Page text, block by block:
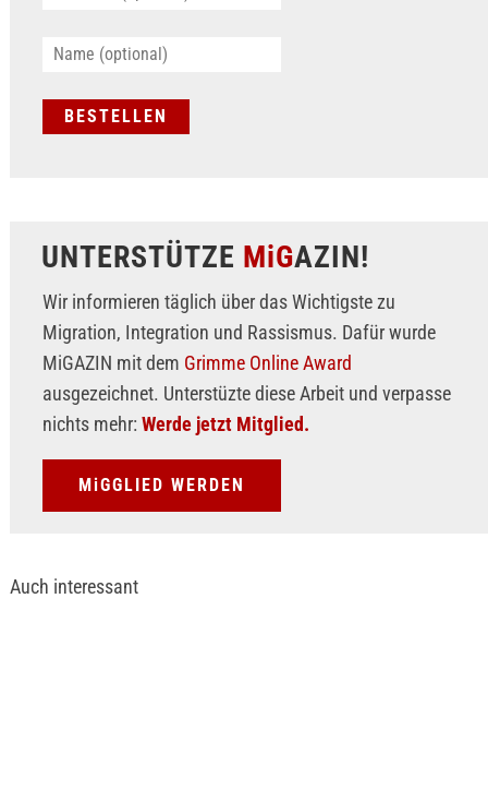
UNTERSTÜTZE MiGAZIN!
Wir informieren täglich über das Wichtigste zu
Migration, Integration und Rassismus. Dafür wurde
MiGAZIN mit dem Grimme Online Award
ausgezeichnet. Unterstüzte diese Arbeit und verpasse
nichts mehr: Werde jetzt Mitglied.
MiGGLIED WERDEN
Auch interessant